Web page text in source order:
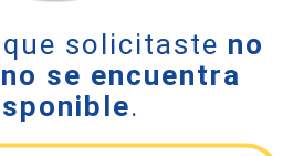
que solicitaste no
no se encuentra
.